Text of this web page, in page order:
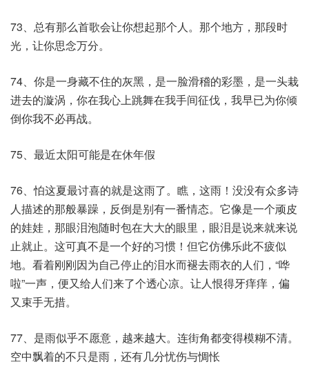
73、总有那么首歌会让你想起那个人。那个地方，那段时
光，让你思念万分。
74、你是一身藏不住的灰黑，是一脸滑稽的彩墨，是一头栽
进去的漩涡，你在我心上跳舞在我手间征伐，我早已为你倾
倒你我不必再战。
75、最近太阳可能是在休年假
76、怕这夏最讨喜的就是这雨了。瞧，这雨！没没有众多诗
人描述的那般暴躁，反倒是别有一番情态。它像是一个顽皮
的娃娃，那眼泪泡随时包在大大的眼里，眼泪是说来就来说
止就止。这可真不是一个好的习惯！但它仿佛乐此不疲似
地。看着刚刚因为自己停止的泪水而褪去雨衣的人们，“哗
啦”一声，便又给人们来了个透心凉。让人恨得牙痒痒，偏
又束手无措。
77、是雨似乎不愿意，越来越大。连街角都变得模糊不清。
空中飘着的不只是雨，还有几分忧伤与惆怅